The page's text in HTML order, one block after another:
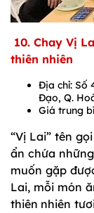
10. Chay Vị
thiên nhiên
Địa chỉ: Số
Đạo, Q.
Giá trung
“Vị Lai” tên
ẩn chứa
muốn gặp
Lai, mỗi món
thiên nhiên